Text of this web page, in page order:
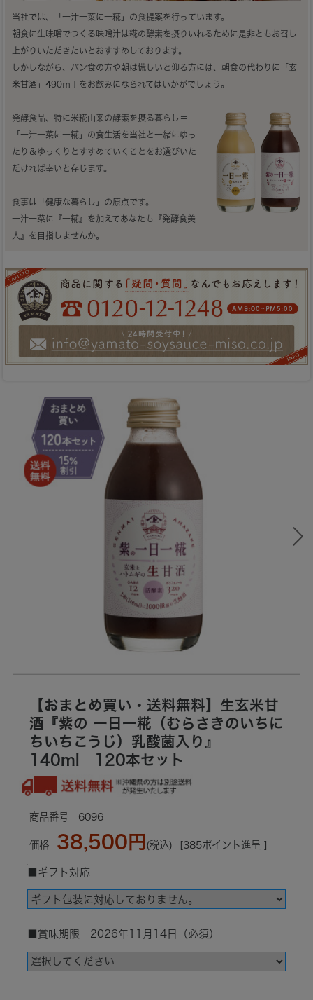
当社では、「一汁一菜に一糀」の食提案を行っています。
朝食に生味噌でつくる味噌汁は糀の酵素を摂りいれるために是非ともお召し
上がりいただきたいとおすすめしております。
しかしながら、パン食の方や朝は慌しいと仰る方には、朝食の代わりに「玄
米甘酒」490ｍｌをお飲みになられてはいかがでしょう。
発酵食品、特に米糀由来の酵素を摂る暮らし＝
「一汁一菜に一糀」の食生活を当社と一緒にゆっ
たり＆ゆっくりとすすめていくことをお選びいた
だければ幸いと存じます。
食事は「健康な暮らし」の原点です。
一汁一菜に『一糀』を加えてあなたも『発酵食美
人』を目指しませんか。
【おまとめ買い・送料無料】生玄米甘
酒『紫の 一日一糀（むらさきのいちに
ちいちこうじ）乳酸菌入り』
140ml 120本セット
6096
価格 38,500円 (税込) [385ポイント進呈 ]
■ギフト対応
■賞味期限 2026年11月14日（必須）